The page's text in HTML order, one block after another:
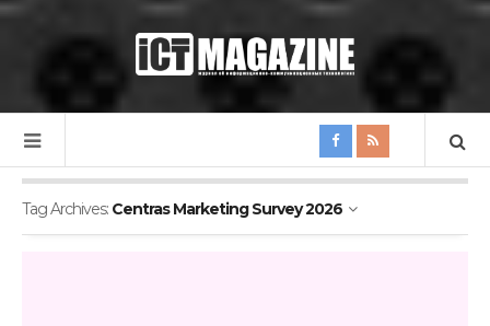
Tag Archives: Centras Marketing Survey 2026